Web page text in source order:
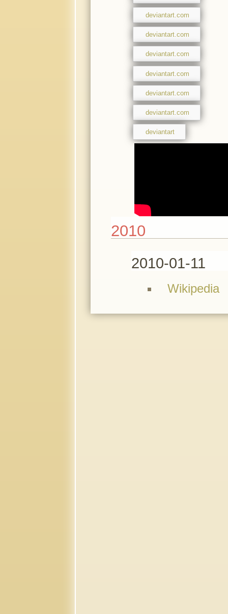
deviantart.com
deviantart.com
deviantart.com
deviantart.com
deviantart.com
deviantart.com
deviantart
2010
2010-01-11
Wikipedia